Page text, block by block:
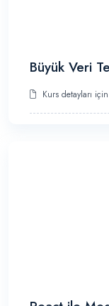
Büyük Veri
Kurs detayları için